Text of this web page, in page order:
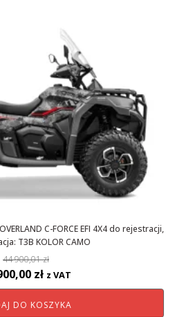
C-FORCE EFI 4X4 do rejestracji,
T3B KOLOR CAMO
44 900,01zł
złAktualna
cena
wynosi:
z VAT
DO KOSZYKA